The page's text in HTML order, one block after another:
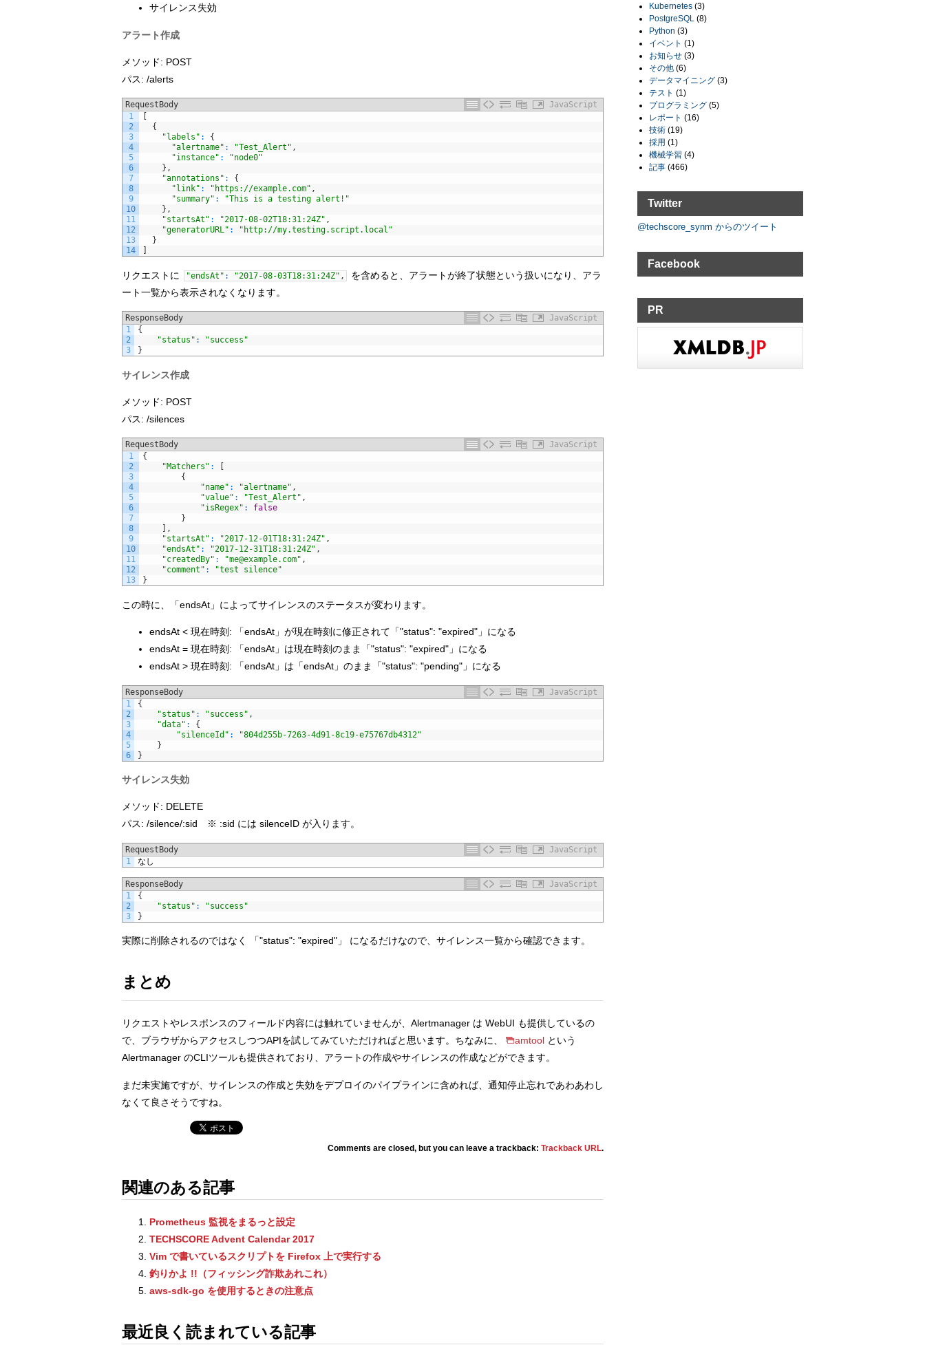
サイレンス失効
アラート作成
メソッド: POST
パス: /alerts
RequestBody
JavaScript
1
2
3
4
5
6
7
8
9
10
11
12
13
14
{
"labels" :
{
"alertname" : "Test_Alert" ,
"instance" :
"node0"
} ,
"annotations" :
{
"link" : "https://example.com" ,
"summary" :
"This is a testing alert!"
} ,
"startsAt" : "2017-08-02T18:31:24Z" ,
"generatorURL" :
"http://my.testing.script.local"
}
リクエストに "endsAt" : "2017-08-03T18:31:24Z" ,
を含めると、アラートが終了状態という扱いになり、アラ
ート一覧から表示されなくなります。
ResponseBody
JavaScript
1
2
3
{
"status" :
"success"
}
サイレンス作成
メソッド: POST
パス: /silences
RequestBody
JavaScript
1
2
3
4
5
6
7
8
9
10
11
12
13
{
"Matchers" :
{
"name" : "alertname" ,
"value" : "Test_Alert" ,
"isRegex" :
false
}
,
"startsAt" : "2017-12-01T18:31:24Z" ,
"endsAt" : "2017-12-31T18:31:24Z" ,
"createdBy" : "me@example.com" ,
"comment" :
"test silence"
}
この時に、「endsAt」によってサイレンスのステータスが変わります。
endsAt < 現在時刻: 「endsAt」が現在時刻に修正されて「"status": "expired"」になる
endsAt = 現在時刻: 「endsAt」は現在時刻のまま「"status": "expired"」になる
endsAt > 現在時刻: 「endsAt」は「endsAt」のまま「"status": "pending"」になる
ResponseBody
JavaScript
1
2
3
4
5
6
{
"status" : "success" ,
"data" :
{
"silenceId" :
"804d255b-7263-4d91-8c19-e75767db4312"
}
}
サイレンス失効
メソッド: DELETE
パス: /silence/:sid ※ :sid には silenceID が入ります。
RequestBody
JavaScript
1
なし
ResponseBody
JavaScript
1
2
3
{
"status" :
"success"
}
実際に削除されるのではなく 「"status": "expired"」 になるだけなので、サイレンス一覧から確認できます。
まとめ
リクエストやレスポンスのフィールド内容には触れていませんが、Alertmanager は WebUI も提供しているの
で、ブラウザからアクセスしつつAPIを試してみていただければと思います。ちなみに、
amtool という
Alertmanager のCLIツールも提供されており、アラートの作成やサイレンスの作成などができます。
まだ未実施ですが、サイレンスの作成と失効をデプロイのパイプラインに含めれば、通知停止忘れであわあわし
なくて良さそうですね。
Comments are closed, but you can leave a trackback: Trackback URL.
関連のある記事
Prometheus 監視をまるっと設定
TECHSCORE Advent Calendar 2017
Vim で書いているスクリプトを Firefox 上で実行する
釣りかよ !!（フィッシング詐欺あれこれ）
aws-sdk-go を使用するときの注意点
最近良く読まれている記事
Kubernetes (3)
PostgreSQL (8)
Python (3)
イベント (1)
お知らせ (3)
その他 (6)
データマイニング (3)
テスト (1)
プログラミング (5)
レポート (16)
技術 (19)
採用 (1)
機械学習 (4)
記事 (466)
Twitter
@techscore_synm からのツイート
Facebook
PR